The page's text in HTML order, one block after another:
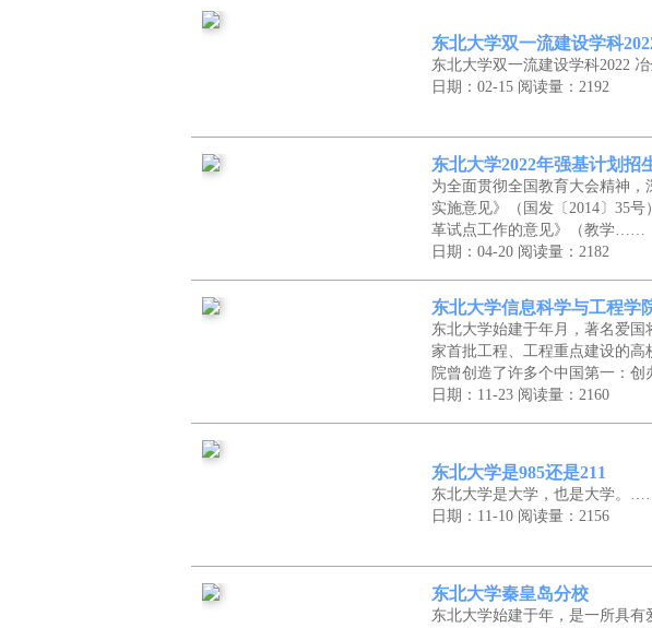
东北大学双一流建设学科
东北大学双一流建设学科2022
日期：02-15 阅读量：2192
东北大学2022年强基计划招
为全面贯彻全国教育大会精神
实施意见》（国发〔2014〕35
革试点工作的意见》（教学……
日期：04-20 阅读量：2182
东北大学信息科学与工程学
东北大学始建于年月，著名爱
家首批工程、工程重点建设的
院曾创造了许多个中国第一：
日期：11-23 阅读量：2160
东北大学是985还是211
东北大学是大学，也是大学。
日期：11-10 阅读量：2156
东北大学秦皇岛分校
东北大学始建于年，是一所具